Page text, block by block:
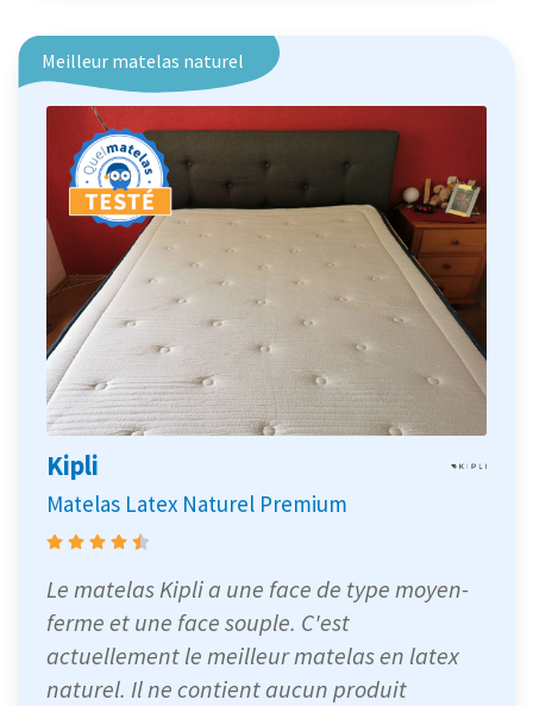
Meilleur matelas naturel
Kipli
Matelas Latex Naturel Premium
Le matelas Kipli a une face de type moyen-
ferme et une face souple. C'est
actuellement le meilleur matelas en latex
naturel. Il ne contient aucun produit